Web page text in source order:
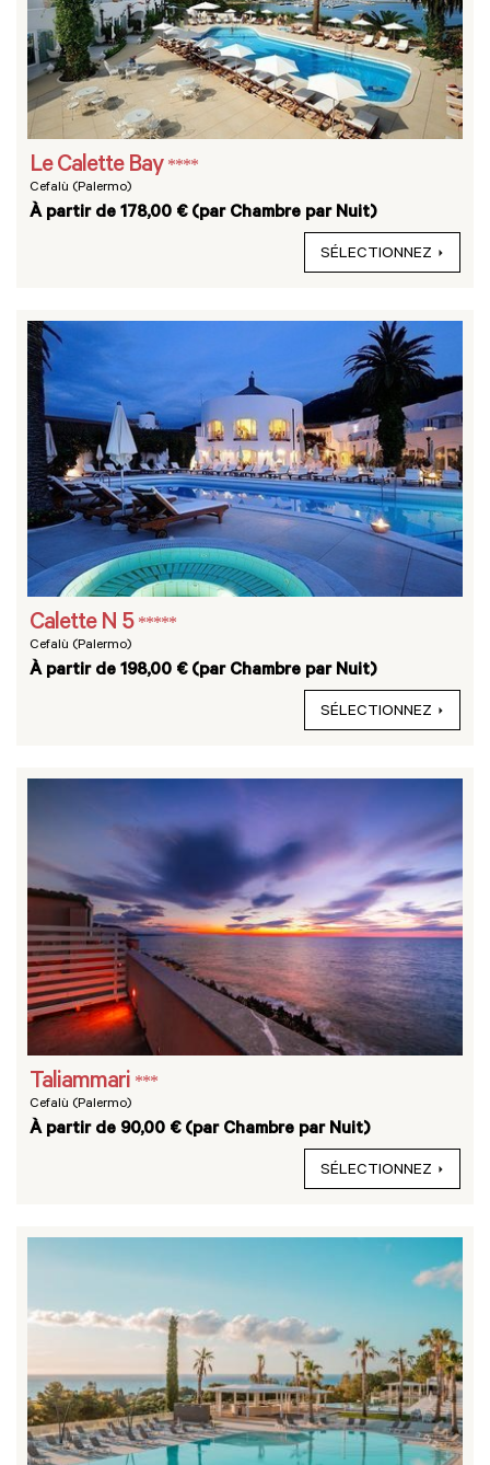
Le Calette Bay ****
Cefalù (Palermo)
À partir de 178,00 € (par Chambre par Nuit)
SÉLECTIONNEZ
Calette N 5 *****
Cefalù (Palermo)
À partir de 198,00 € (par Chambre par Nuit)
SÉLECTIONNEZ
Taliammari ***
Cefalù (Palermo)
À partir de 90,00 € (par Chambre par Nuit)
SÉLECTIONNEZ